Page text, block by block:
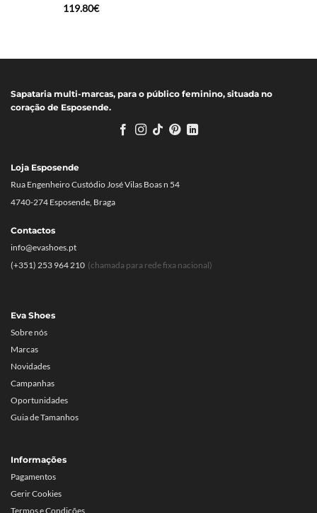
119.80€
Sapataria multi-marcas, para o público feminino, situada no
coração de Esposende.
Eva Shoes
Sobre nós
Marcas
Novidades
Campanhas
Oportunidades
Guia de Tamanhos
Informações
Pagamentos
Gerir Cookies
Termos e Condições
Loja Esposende
Rua Engenheiro Custódio José Vilas Boas n 54
4740-274 Esposende, Braga
Contactos
info@evashoes.pt
(+351) 253 964 210 (chamada para rede fixa nacional)